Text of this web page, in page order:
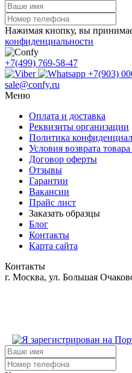
Нажимая кнопку, вы
конфиденциальности
+7(499) 769-58-47
+7(903)
sale@confy.ru
Меню
Оплата и доставка
Реквизиты организации
Политика
Условия возврата
Договор оферты
Отзывы
Гарантии
Вакансии
Прайс лист
Заказать образцы
Блог
Контакты
Карта сайта
Контакты
г. Москва, ул. Большая